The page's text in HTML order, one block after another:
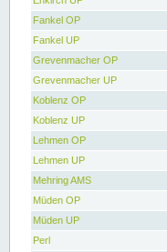
Fankel OP
Fankel UP
Grevenmacher OP
Grevenmacher UP
Koblenz OP
Koblenz UP
Lehmen OP
Lehmen UP
Mehring AMS
Müden OP
Müden UP
Perl